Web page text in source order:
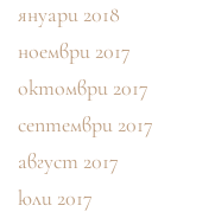
януари 2018
ноември 2017
октомври 2017
септември 2017
август 2017
юли 2017